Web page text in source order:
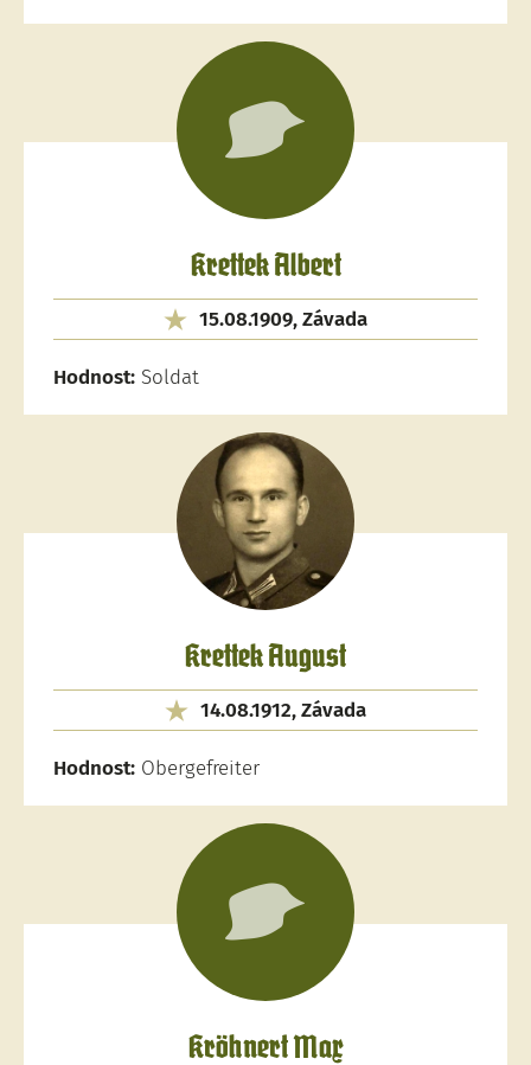
Krettek Albert
15.08.1909, Závada
Hodnost: Soldat
Krettek August
14.08.1912, Závada
Hodnost: Obergefreiter
Kröhnert Max